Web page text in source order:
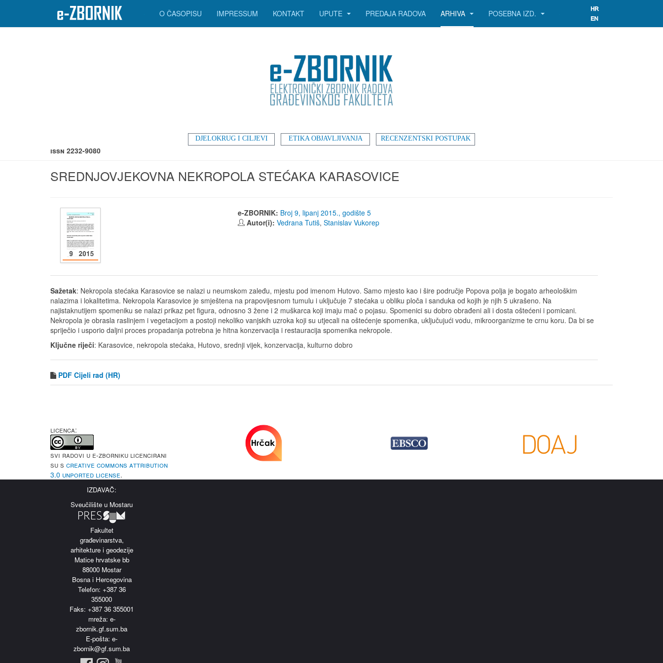
DJELOKRUG I CILJEVI ETIKA OBJAVLJIVANJA RECENZENTSKI POSTUPAK
O ČASOPISU IMPRESSUM KONTAKT UPUTE PREDAJA RADOVA ARHIVA POSEBNA IZD.
ISSN 2232-9080
SREDNJOVJEKOVNA NEKROPOLA STEĆAKA KARASOVICE
e-ZBORNIK: Broj 9, lipanj 2015., godište 5
Autor(i): Vedrana Tutiš, Stanislav Vukorep
Sažetak: Nekropola stećaka Karasovice se nalazi u neumskom zaleđu, mjestu pod imenom Hutovo. Samo mjesto kao i šire područje Popova polja je bogato arheološkim
nalazima i lokalitetima. Nekropola Karasovice je smještena na prapovijesnom tumulu i uključuje 7 stećaka u obliku ploča i sanduka od kojih je njih 5 ukrašeno. Na
najistaknutijem spomeniku se nalazi prikaz pet figura, odnosno 3 žene i 2 muškarca koji imaju mač o pojasu. Spomenici su dobro obrađeni ali i dosta oštećeni i pomicani.
Nekropola je obrasla raslinjem i vegetacijom a postoji nekoliko vanjskih uzroka koji su utjecali na oštećenje spomenika, uključujući vodu, mikroorganizme te crnu koru. Da bi se
spriječio i usporio daljni proces propadanja potrebna je hitna konzervacija i restauracija spomenika nekropole.
Ključne riječi: Karasovice, nekropola stećaka, Hutovo, srednji vijek, konzervacija, kulturno dobro
PDF Cijeli rad (HR)
LICENCA:
Svi radovi u e-Zborniku licencirani
su s Creative Commons Attribution
3.0 Unported License.
IZDAVAČ:
Sveučilište u Mostaru
Fakultet
građevinarstva,
arhitekture i geodezije
Matice hrvatske bb
88000 Mostar
Bosna i Hercegovina
Telefon: +387 36
355000
Faks: +387 36 355001
mreža: e-
zbornik.gf.sum.ba
E-pošta: e-
zbornik@gf.sum.ba